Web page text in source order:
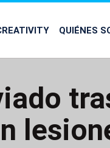
QUIÉNES